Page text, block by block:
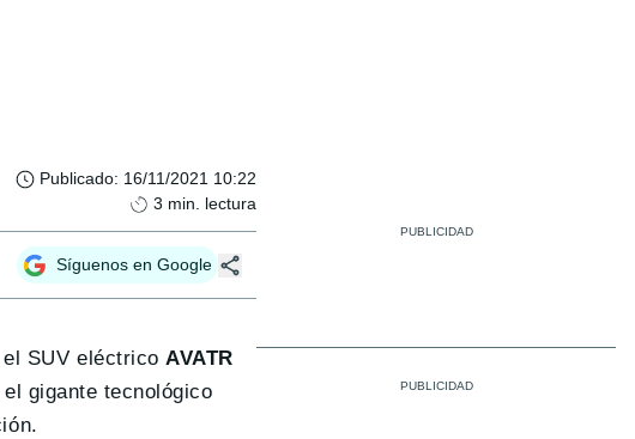
Publicado: 16/11/2021 10:22
3 min. lectura
Síguenos en Google
el SUV eléctricoAVATR
gigante tecnológico